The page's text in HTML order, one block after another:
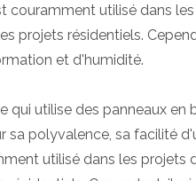
couramment utilisé dans
projets résidentiels.
et d'humidité.
utilise des panneaux en
sa polyvalence, sa facilité
utilisé dans les projets